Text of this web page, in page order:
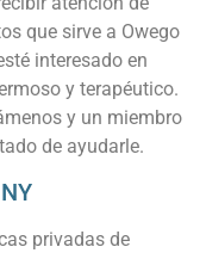
que sirve a Owego
interesado en
y terapéutico.
y un miembro
de ayudarle.
privadas de